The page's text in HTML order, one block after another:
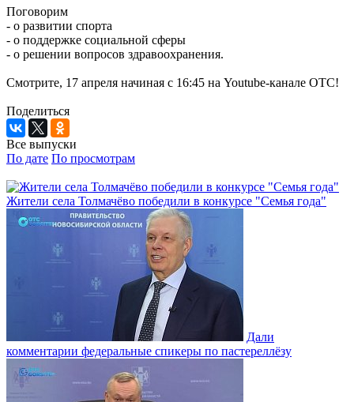
Поговорим
- о развитии спорта
- о поддержке социальной сферы
- о решении вопросов здравоохранения.
Смотрите, 17 апреля начиная с 16:45 на Youtube-канале ОТС!
Поделиться
Все выпуски
По дате По просмотрам
Жители села Толмачёво победили в конкурсе "Семья года"
Дали
комментарии федеральные спикеры по пастереллёзу